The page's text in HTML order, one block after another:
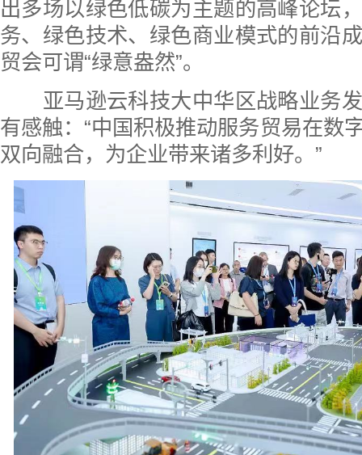
出多场以绿色低碳为主题的高峰论坛
务、绿色技术、绿色商业模式的前沿
贸会可谓“绿意盎然”。
亚马逊云科技大中华区战略业务发
有感触：“中国积极推动服务贸易在数
双向融合，为企业带来诸多利好。”